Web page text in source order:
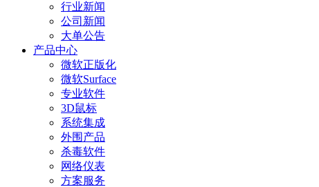
行业新闻
公司新闻
大单公告
产品中心
微软正版化
微软Surface
专业软件
3D鼠标
系统集成
外围产品
杀毒软件
网络仪表
方案服务